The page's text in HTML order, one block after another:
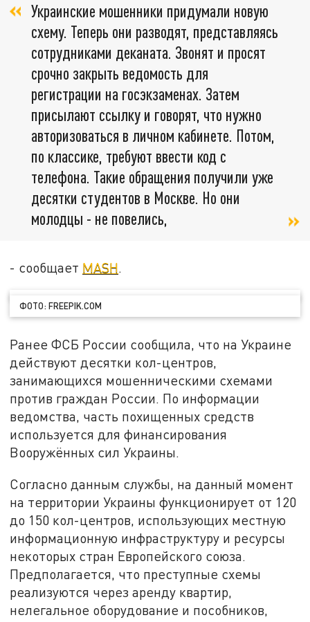
Украинские мошенники придумали новую
схему. Теперь они разводят, представляясь
сотрудниками деканата. Звонят и просят
срочно закрыть ведомость для
регистрации на госэкзаменах. Затем
присылают ссылку и говорят, что нужно
авторизоваться в личном кабинете. Потом,
по классике, требуют ввести код с
телефона. Такие обращения получили уже
десятки студентов в Москве. Но они
молодцы - не повелись,
- сообщает MASH.
ФОТО: FREEPIK.COM
Ранее ФСБ России сообщила, что на Украине
действуют десятки кол-центров,
занимающихся мошенническими схемами
против граждан России. По информации
ведомства, часть похищенных средств
используется для финансирования
Вооружённых сил Украины.
Согласно данным службы, на данный момент
на территории Украины функционирует от 120
до 150 кол-центров, использующих местную
информационную инфраструктуру и ресурсы
некоторых стран Европейского союза.
Предполагается, что преступные схемы
реализуются через аренду квартир,
нелегальное оборудование и пособников,